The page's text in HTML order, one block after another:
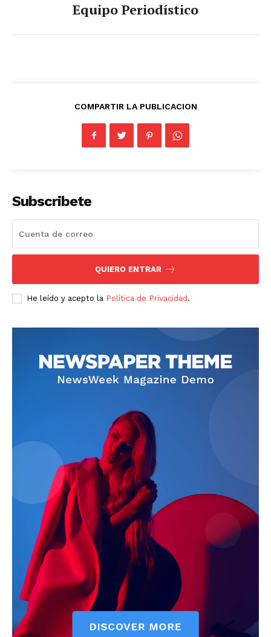
Equipo Periodístico
COMPARTIR LA PUBLICACION
Subscribete
QUIERO ENTRAR
He leído y acepto la Política de Privacidad .